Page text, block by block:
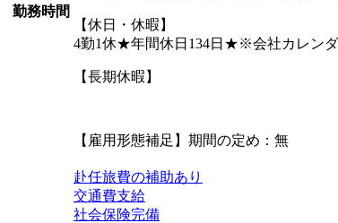
勤務時間
【休日・休暇】
4勤1休★年間休日134日★※会社カレン
【長期休暇】
【雇用形態補足】期間の定め：無
赴任旅費の補助あり
交通費支給
社会保険完備